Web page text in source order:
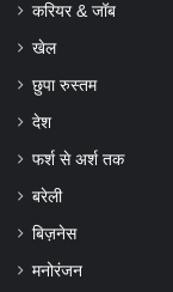
करियर & जॉब
खेल
छुपा रुस्तम
देश
फर्श से अर्श तक
बरेली
बिज़नेस
मनोरंजन